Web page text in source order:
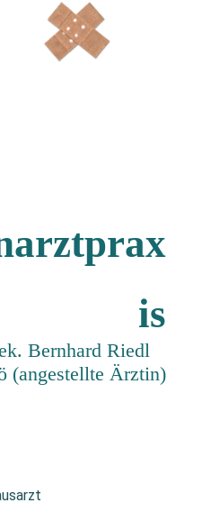
is
Bernhard Riedl
(angestellte Ärztin)